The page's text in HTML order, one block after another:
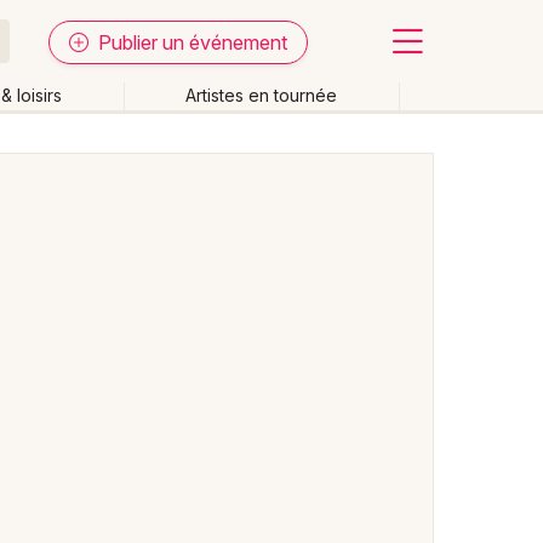
Publier un événement
loisirs Artistes en tournée